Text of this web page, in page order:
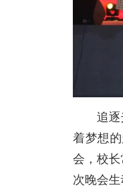
追
着梦想
会，校
次晚会